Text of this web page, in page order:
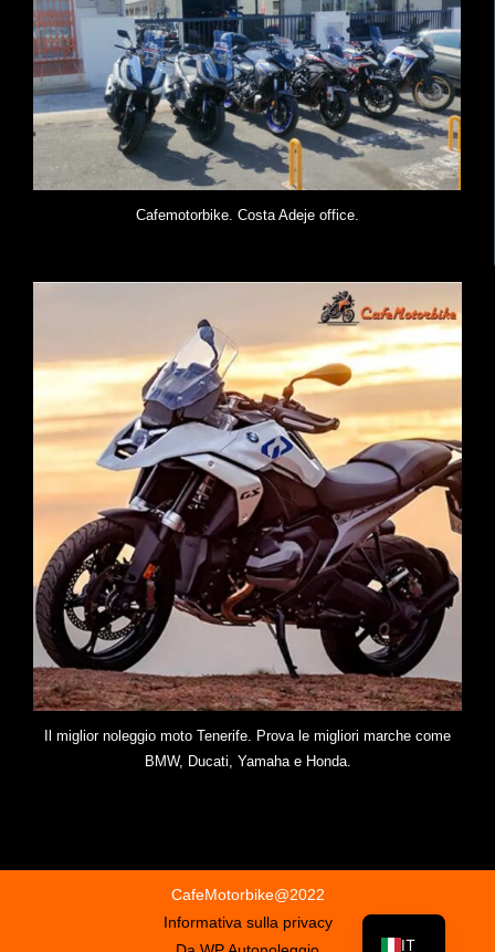
Cafemotorbike. Costa Adeje office.
Il miglior noleggio moto Tenerife. Prova le migliori marche come
BMW, Ducati, Yamaha e Honda.
CafeMotorbike@2022
Informativa sulla privacy
IT